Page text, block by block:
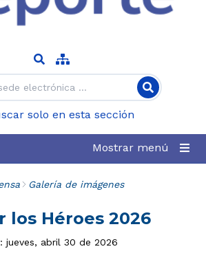
solo en esta sección
Mostrar menú
Galería de imágenes
los Héroes 2026
jueves, abril 30 de 2026